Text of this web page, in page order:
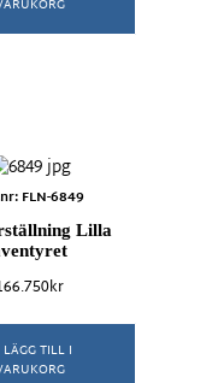
FLN-6849
Lilla
kr
LÄGG TILL I